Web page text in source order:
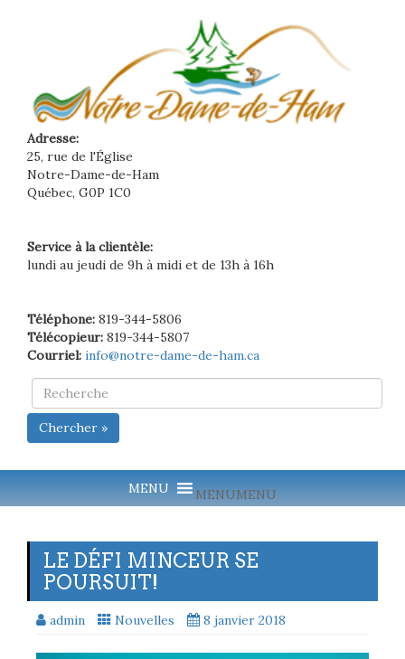
Adresse:
25, rue de l'Église
Notre-Dame-de-Ham
Québec, G0P 1C0
Service à la clientèle:
lundi au jeudi de 9h à midi et de 13h à 16h
Téléphone: 819-344-5806
Télécopieur: 819-344-5807
Courriel: info@notre-dame-de-ham.ca
Chercher »
MENUMENU
LE DÉFI MINCEUR SE
POURSUIT!
admin Nouvelles 8 janvier 2018